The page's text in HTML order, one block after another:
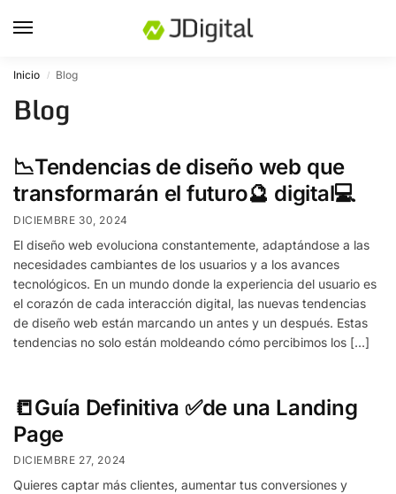
Inicio / Blog
Blog
📉Tendencias de diseño web que
transformarán el futuro🔮 digital💻
DICIEMBRE 30, 2024
El diseño web evoluciona constantemente, adaptándose a las
necesidades cambiantes de los usuarios y a los avances
tecnológicos. En un mundo donde la experiencia del usuario es
el corazón de cada interacción digital, las nuevas tendencias
de diseño web están marcando un antes y un después. Estas
tendencias no solo están moldeando cómo percibimos los […]
📒Guía Definitiva ✅de una Landing
Page
DICIEMBRE 27, 2024
Quieres captar más clientes, aumentar tus conversiones y